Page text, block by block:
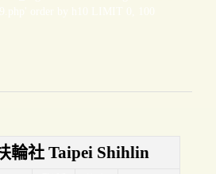
輪社 Taipei Shihlin